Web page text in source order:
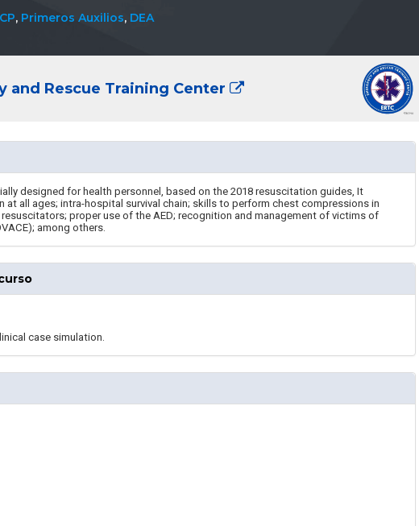
, Primeros Auxilios, DEA
and Rescue Training Center
designed for health personnel, based on the 2018 resuscitation guides, It
at all ages; intra-hospital survival chain; skills to perform chest compressions in
proper use of the AED; recognition and management of victims of
among others.
case simulation.